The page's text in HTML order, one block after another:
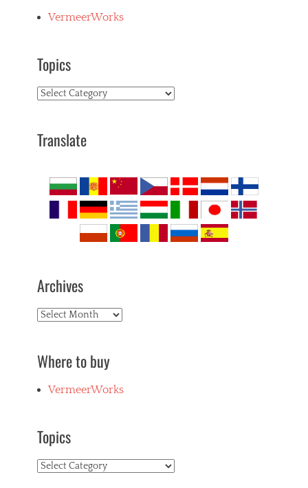
VermeerWorks
Topics
Topics
Translate
Archives
Archives
Where to buy
VermeerWorks
Topics
Topics